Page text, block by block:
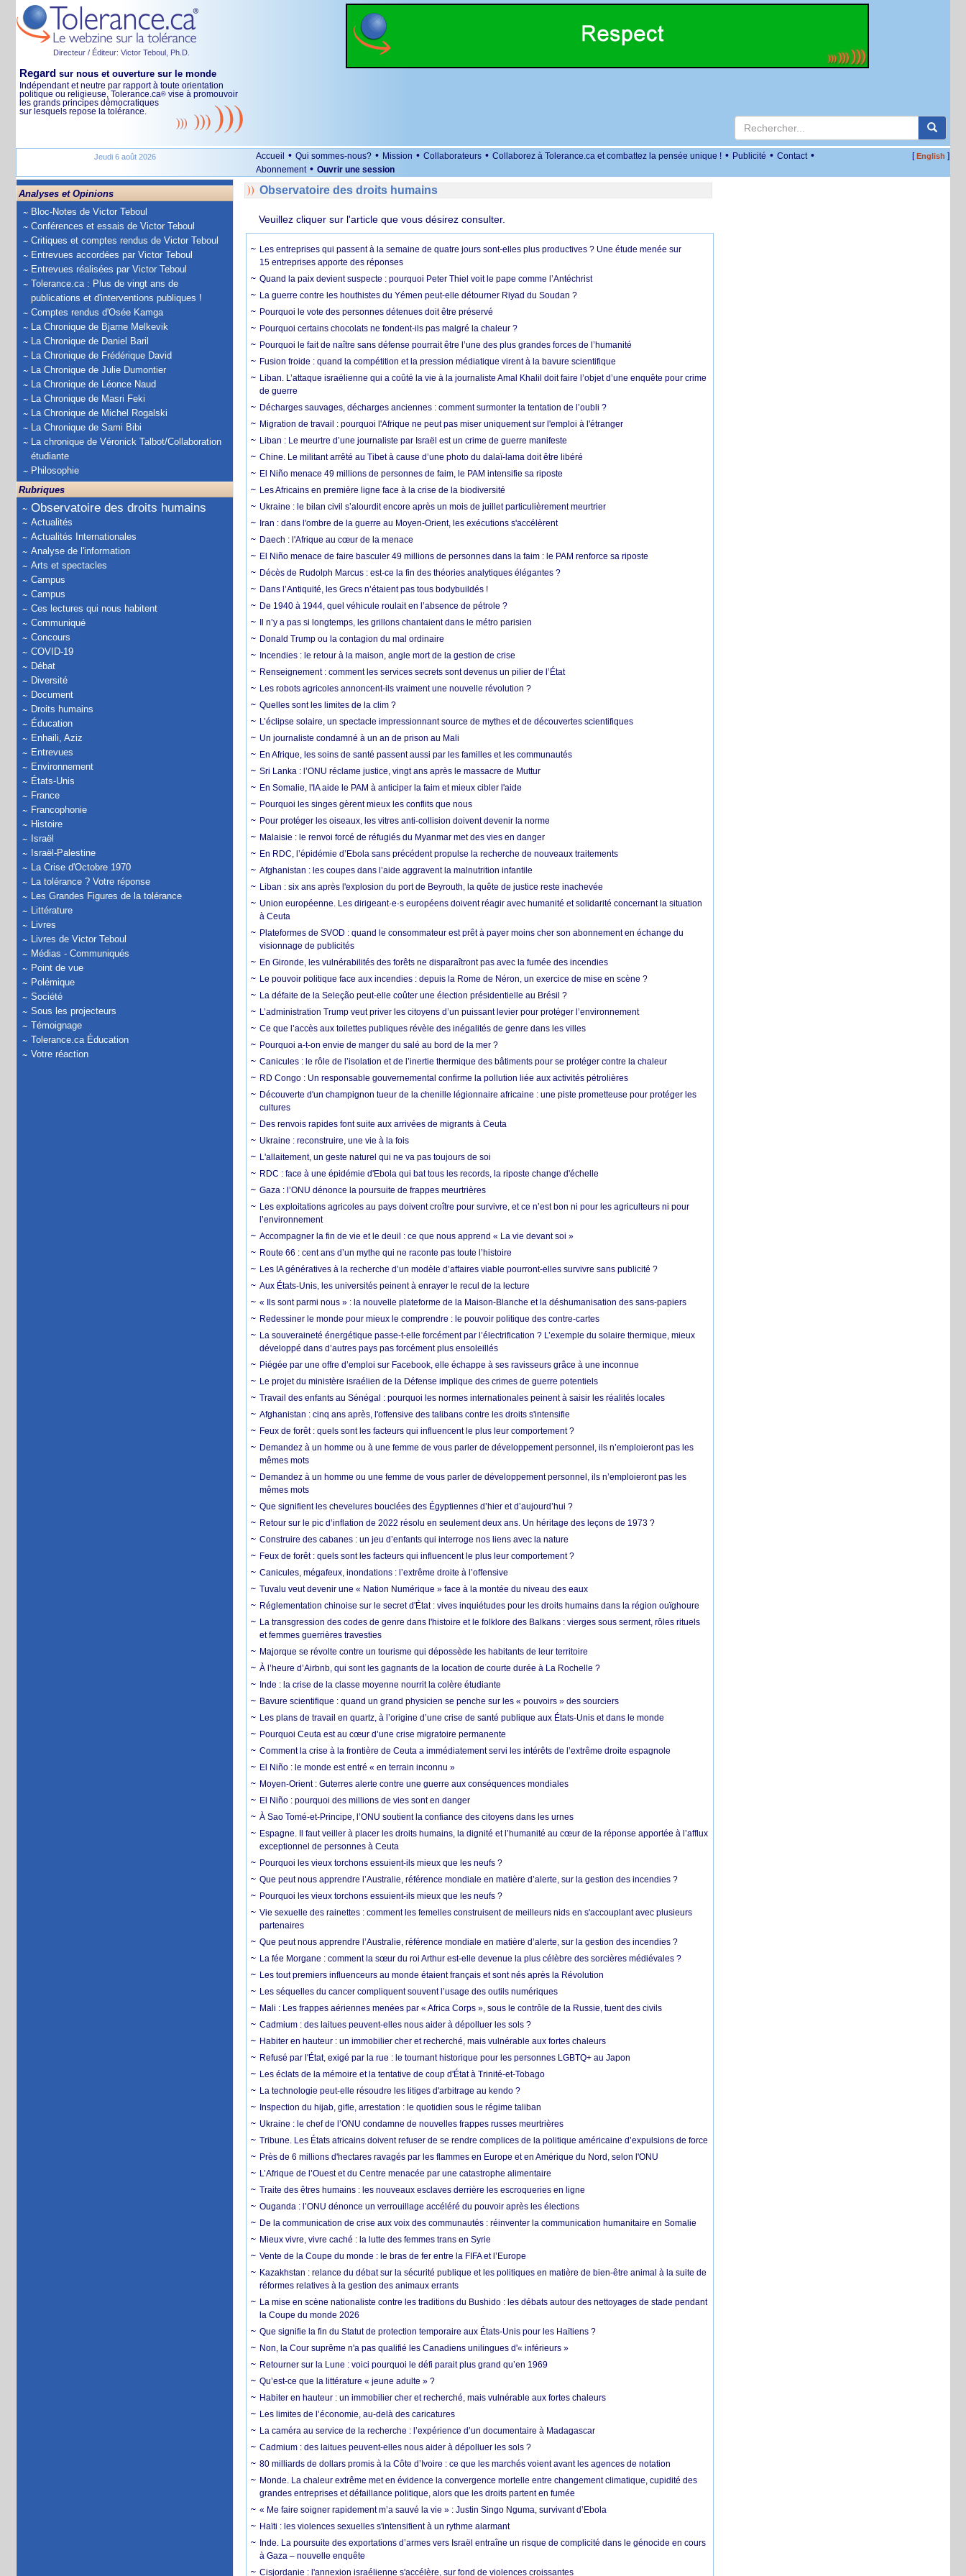
Directeur / Éditeur: Victor Teboul, Ph.D.
Regard sur nous et ouverture sur le monde
Indépendant et neutre par rapport à toute orientation
politique ou religieuse, Tolerance.ca® vise à promouvoir
les grands principes démocratiques
sur lesquels repose la tolérance.
Jeudi 6 août 2026 Accueil • Qui sommes-nous? • Mission • Collaborateurs • Collaborez à Tolerance.ca et combattez la pensée unique ! • Publicité • Contact •
Abonnement • Ouvrir une session
[English ]
Analyses et Opinions
Bloc-Notes de Victor Teboul
Conférences et essais de Victor Teboul
Critiques et comptes rendus de Victor Teboul
Entrevues accordées par Victor Teboul
Entrevues réalisées par Victor Teboul
Tolerance.ca : Plus de vingt ans de
publications et d'interventions publiques !
Comptes rendus d'Osée Kamga
La Chronique de Bjarne Melkevik
La Chronique de Daniel Baril
La Chronique de Frédérique David
La Chronique de Julie Dumontier
La Chronique de Léonce Naud
La Chronique de Masri Feki
La Chronique de Michel Rogalski
La Chronique de Sami Bibi
La chronique de Véronick Talbot/Collaboration
étudiante
Philosophie
Rubriques
Observatoire des droits humains
Actualités
Actualités Internationales
Analyse de l'information
Arts et spectacles
Campus
Campus
Ces lectures qui nous habitent
Communiqué
Concours
COVID-19
Débat
Diversité
Document
Droits humains
Éducation
Enhaili, Aziz
Entrevues
Environnement
États-Unis
France
Francophonie
Histoire
Israël
Israël-Palestine
La Crise d'Octobre 1970
La tolérance ? Votre réponse
Les Grandes Figures de la tolérance
Littérature
Livres
Livres de Victor Teboul
Médias - Communiqués
Point de vue
Polémique
Société
Sous les projecteurs
Témoignage
Tolerance.ca Éducation
Votre réaction
Observatoire des droits humains
Veuillez cliquer sur l'article que vous désirez consulter.
Les entreprises qui passent à la semaine de quatre jours sont-elles plus productives ? Une étude menée sur
15 entreprises apporte des réponses
Quand la paix devient suspecte : pourquoi Peter Thiel voit le pape comme l’Antéchrist
La guerre contre les houthistes du Yémen peut-elle détourner Riyad du Soudan ?
Pourquoi le vote des personnes détenues doit être préservé
Pourquoi certains chocolats ne fondent-ils pas malgré la chaleur ?
Pourquoi le fait de naître sans défense pourrait être l’une des plus grandes forces de l’humanité
Fusion froide : quand la compétition et la pression médiatique virent à la bavure scientifique
Liban. L’attaque israélienne qui a coûté la vie à la journaliste Amal Khalil doit faire l’objet d’une enquête pour crime
de guerre
Décharges sauvages, décharges anciennes : comment surmonter la tentation de l’oubli ?
Migration de travail : pourquoi l'Afrique ne peut pas miser uniquement sur l'emploi à l'étranger
Liban : Le meurtre d’une journaliste par Israël est un crime de guerre manifeste
Chine. Le militant arrêté au Tibet à cause d’une photo du dalaï-lama doit être libéré
El Niño menace 49 millions de personnes de faim, le PAM intensifie sa riposte
Les Africains en première ligne face à la crise de la biodiversité
Ukraine : le bilan civil s’alourdit encore après un mois de juillet particulièrement meurtrier
Iran : dans l'ombre de la guerre au Moyen-Orient, les exécutions s'accélèrent
Daech : l'Afrique au cœur de la menace
El Niño menace de faire basculer 49 millions de personnes dans la faim : le PAM renforce sa riposte
Décès de Rudolph Marcus : est-ce la fin des théories analytiques élégantes ?
Dans l’Antiquité, les Grecs n’étaient pas tous bodybuildés !
De 1940 à 1944, quel véhicule roulait en l’absence de pétrole ?
Il n’y a pas si longtemps, les grillons chantaient dans le métro parisien
Donald Trump ou la contagion du mal ordinaire
Incendies : le retour à la maison, angle mort de la gestion de crise
Renseignement : comment les services secrets sont devenus un pilier de l’État
Les robots agricoles annoncent-ils vraiment une nouvelle révolution ?
Quelles sont les limites de la clim ?
L’éclipse solaire, un spectacle impressionnant source de mythes et de découvertes scientifiques
Un journaliste condamné à un an de prison au Mali
En Afrique, les soins de santé passent aussi par les familles et les communautés
Sri Lanka : l’ONU réclame justice, vingt ans après le massacre de Muttur
En Somalie, l'IA aide le PAM à anticiper la faim et mieux cibler l'aide
Pourquoi les singes gèrent mieux les conflits que nous
Pour protéger les oiseaux, les vitres anti-collision doivent devenir la norme
Malaisie : le renvoi forcé de réfugiés du Myanmar met des vies en danger
En RDC, l’épidémie d’Ebola sans précédent propulse la recherche de nouveaux traitements
Afghanistan : les coupes dans l’aide aggravent la malnutrition infantile
Liban : six ans après l'explosion du port de Beyrouth, la quête de justice reste inachevée
Union européenne. Les dirigeant·e·s européens doivent réagir avec humanité et solidarité concernant la situation
à Ceuta
Plateformes de SVOD : quand le consommateur est prêt à payer moins cher son abonnement en échange du
visionnage de publicités
En Gironde, les vulnérabilités des forêts ne disparaîtront pas avec la fumée des incendies
Le pouvoir politique face aux incendies : depuis la Rome de Néron, un exercice de mise en scène ?
La défaite de la Seleção peut-elle coûter une élection présidentielle au Brésil ?
L’administration Trump veut priver les citoyens d’un puissant levier pour protéger l’environnement
Ce que l’accès aux toilettes publiques révèle des inégalités de genre dans les villes
Pourquoi a-t-on envie de manger du salé au bord de la mer ?
Canicules : le rôle de l’isolation et de l’inertie thermique des bâtiments pour se protéger contre la chaleur
RD Congo : Un responsable gouvernemental confirme la pollution liée aux activités pétrolières
Découverte d'un champignon tueur de la chenille légionnaire africaine : une piste prometteuse pour protéger les
cultures
Des renvois rapides font suite aux arrivées de migrants à Ceuta
Ukraine : reconstruire, une vie à la fois
L'allaitement, un geste naturel qui ne va pas toujours de soi
RDC : face à une épidémie d'Ebola qui bat tous les records, la riposte change d'échelle
Gaza : l’ONU dénonce la poursuite de frappes meurtrières
Les exploitations agricoles au pays doivent croître pour survivre, et ce n’est bon ni pour les agriculteurs ni pour
l’environnement
Accompagner la fin de vie et le deuil : ce que nous apprend « La vie devant soi »
Route 66 : cent ans d’un mythe qui ne raconte pas toute l’histoire
Les IA génératives à la recherche d’un modèle d’affaires viable pourront-elles survivre sans publicité ?
Aux États-Unis, les universités peinent à enrayer le recul de la lecture
« Ils sont parmi nous » : la nouvelle plateforme de la Maison-Blanche et la déshumanisation des sans-papiers
Redessiner le monde pour mieux le comprendre : le pouvoir politique des contre-cartes
La souveraineté énergétique passe-t-elle forcément par l’électrification ? L’exemple du solaire thermique, mieux
développé dans d’autres pays pas forcément plus ensoleillés
Piégée par une offre d’emploi sur Facebook, elle échappe à ses ravisseurs grâce à une inconnue
Le projet du ministère israélien de la Défense implique des crimes de guerre potentiels
Travail des enfants au Sénégal : pourquoi les normes internationales peinent à saisir les réalités locales
Afghanistan : cinq ans après, l'offensive des talibans contre les droits s'intensifie
Feux de forêt : quels sont les facteurs qui influencent le plus leur comportement ?
Demandez à un homme ou à une femme de vous parler de développement personnel, ils n’emploieront pas les
mêmes mots
Demandez à un homme ou une femme de vous parler de développement personnel, ils n’emploieront pas les
mêmes mots
Que signifient les chevelures bouclées des Égyptiennes d’hier et d’aujourd’hui ?
Retour sur le pic d’inflation de 2022 résolu en seulement deux ans. Un héritage des leçons de 1973 ?
Construire des cabanes : un jeu d’enfants qui interroge nos liens avec la nature
Feux de forêt : quels sont les facteurs qui influencent le plus leur comportement ?
Canicules, mégafeux, inondations : l’extrême droite à l’offensive
Tuvalu veut devenir une « Nation Numérique » face à la montée du niveau des eaux
Réglementation chinoise sur le secret d'État : vives inquiétudes pour les droits humains dans la région ouïghoure
La transgression des codes de genre dans l'histoire et le folklore des Balkans : vierges sous serment, rôles rituels
et femmes guerrières travesties
Majorque se révolte contre un tourisme qui dépossède les habitants de leur territoire
À l’heure d’Airbnb, qui sont les gagnants de la location de courte durée à La Rochelle ?
Inde : la crise de la classe moyenne nourrit la colère étudiante
Bavure scientifique : quand un grand physicien se penche sur les « pouvoirs » des sourciers
Les plans de travail en quartz, à l’origine d’une crise de santé publique aux États-Unis et dans le monde
Pourquoi Ceuta est au cœur d’une crise migratoire permanente
Comment la crise à la frontière de Ceuta a immédiatement servi les intérêts de l’extrême droite espagnole
El Niño : le monde est entré « en terrain inconnu »
Moyen-Orient : Guterres alerte contre une guerre aux conséquences mondiales
El Niño : pourquoi des millions de vies sont en danger
À Sao Tomé-et-Principe, l’ONU soutient la confiance des citoyens dans les urnes
Espagne. Il faut veiller à placer les droits humains, la dignité et l’humanité au cœur de la réponse apportée à l’afflux
exceptionnel de personnes à Ceuta
Pourquoi les vieux torchons essuient-ils mieux que les neufs ?
Que peut nous apprendre l’Australie, référence mondiale en matière d’alerte, sur la gestion des incendies ?
Pourquoi les vieux torchons essuient-ils mieux que les neufs ?
Vie sexuelle des rainettes : comment les femelles construisent de meilleurs nids en s'accouplant avec plusieurs
partenaires
Que peut nous apprendre l’Australie, référence mondiale en matière d’alerte, sur la gestion des incendies ?
La fée Morgane : comment la sœur du roi Arthur est-elle devenue la plus célèbre des sorcières médiévales ?
Les tout premiers influenceurs au monde étaient français et sont nés après la Révolution
Les séquelles du cancer compliquent souvent l’usage des outils numériques
Mali : Les frappes aériennes menées par « Africa Corps », sous le contrôle de la Russie, tuent des civils
Cadmium : des laitues peuvent-elles nous aider à dépolluer les sols ?
Habiter en hauteur : un immobilier cher et recherché, mais vulnérable aux fortes chaleurs
Refusé par l'État, exigé par la rue : le tournant historique pour les personnes LGBTQ+ au Japon
Les éclats de la mémoire et la tentative de coup d'État à Trinité-et-Tobago
La technologie peut-elle résoudre les litiges d'arbitrage au kendo ?
Inspection du hijab, gifle, arrestation : le quotidien sous le régime taliban
Ukraine : le chef de l’ONU condamne de nouvelles frappes russes meurtrières
Tribune. Les États africains doivent refuser de se rendre complices de la politique américaine d’expulsions de force
Près de 6 millions d'hectares ravagés par les flammes en Europe et en Amérique du Nord, selon l'ONU
L’Afrique de l’Ouest et du Centre menacée par une catastrophe alimentaire
Traite des êtres humains : les nouveaux esclaves derrière les escroqueries en ligne
Ouganda : l’ONU dénonce un verrouillage accéléré du pouvoir après les élections
De la communication de crise aux voix des communautés : réinventer la communication humanitaire en Somalie
Mieux vivre, vivre caché : la lutte des femmes trans en Syrie
Vente de la Coupe du monde : le bras de fer entre la FIFA et l’Europe
Kazakhstan : relance du débat sur la sécurité publique et les politiques en matière de bien-être animal à la suite de
réformes relatives à la gestion des animaux errants
La mise en scène nationaliste contre les traditions du Bushido : les débats autour des nettoyages de stade pendant
la Coupe du monde 2026
Que signifie la fin du Statut de protection temporaire aux États-Unis pour les Haïtiens ?
Non, la Cour suprême n'a pas qualifié les Canadiens unilingues d'« inférieurs »
Retourner sur la Lune : voici pourquoi le défi parait plus grand qu’en 1969
Qu’est-ce que la littérature « jeune adulte » ?
Habiter en hauteur : un immobilier cher et recherché, mais vulnérable aux fortes chaleurs
Les limites de l’économie, au-delà des caricatures
La caméra au service de la recherche : l’expérience d’un documentaire à Madagascar
Cadmium : des laitues peuvent-elles nous aider à dépolluer les sols ?
80 milliards de dollars promis à la Côte d’Ivoire : ce que les marchés voient avant les agences de notation
Monde. La chaleur extrême met en évidence la convergence mortelle entre changement climatique, cupidité des
grandes entreprises et défaillance politique, alors que les droits partent en fumée
« Me faire soigner rapidement m’a sauvé la vie » : Justin Singo Nguma, survivant d’Ebola
Haïti : les violences sexuelles s'intensifient à un rythme alarmant
Inde. La poursuite des exportations d’armes vers Israël entraîne un risque de complicité dans le génocide en cours
à Gaza – nouvelle enquête
Cisjordanie : l'annexion israélienne s'accélère, sur fond de violences croissantes